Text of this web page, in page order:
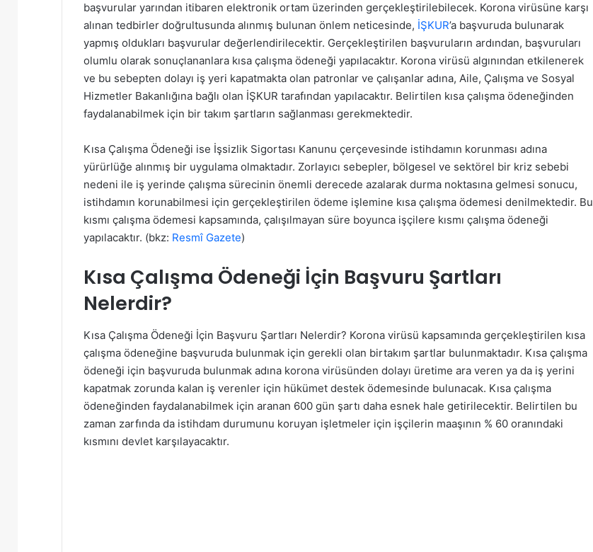
başvurular yarından itibaren elektronik ortam üzerinden gerçekleştirilebilecek. Korona virüsüne karşı
alınan tedbirler doğrultusunda alınmış bulunan önlem neticesinde, İŞKUR’a başvuruda bulunarak
yapmış oldukları başvurular değerlendirilecektir. Gerçekleştirilen başvuruların ardından, başvuruları
olumlu olarak sonuçlananlara kısa çalışma ödeneği yapılacaktır. Korona virüsü algınından etkilenerek
ve bu sebepten dolayı iş yeri kapatmakta olan patronlar ve çalışanlar adına, Aile, Çalışma ve Sosyal
Hizmetler Bakanlığına bağlı olan İŞKUR tarafından yapılacaktır. Belirtilen kısa çalışma ödeneğinden
faydalanabilmek için bir takım şartların sağlanması gerekmektedir.
Kısa Çalışma Ödeneği ise İşsizlik Sigortası Kanunu çerçevesinde istihdamın korunması adına
yürürlüğe alınmış bir uygulama olmaktadır. Zorlayıcı sebepler, bölgesel ve sektörel bir kriz sebebi
nedeni ile iş yerinde çalışma sürecinin önemli derecede azalarak durma noktasına gelmesi sonucu,
istihdamın korunabilmesi için gerçekleştirilen ödeme işlemine kısa çalışma ödemesi denilmektedir. Bu
kısmı çalışma ödemesi kapsamında, çalışılmayan süre boyunca işçilere kısmı çalışma ödeneği
yapılacaktır. (bkz: Resmî Gazete)
Kısa Çalışma Ödeneği İçin Başvuru Şartları
Nelerdir?
Kısa Çalışma Ödeneği İçin Başvuru Şartları Nelerdir? Korona virüsü kapsamında gerçekleştirilen kısa
çalışma ödeneğine başvuruda bulunmak için gerekli olan birtakım şartlar bulunmaktadır. Kısa çalışma
ödeneği için başvuruda bulunmak adına korona virüsünden dolayı üretime ara veren ya da iş yerini
kapatmak zorunda kalan iş verenler için hükümet destek ödemesinde bulunacak. Kısa çalışma
ödeneğinden faydalanabilmek için aranan 600 gün şartı daha esnek hale getirilecektir. Belirtilen bu
zaman zarfında da istihdam durumunu koruyan işletmeler için işçilerin maaşının % 60 oranındaki
kısmını devlet karşılayacaktır.